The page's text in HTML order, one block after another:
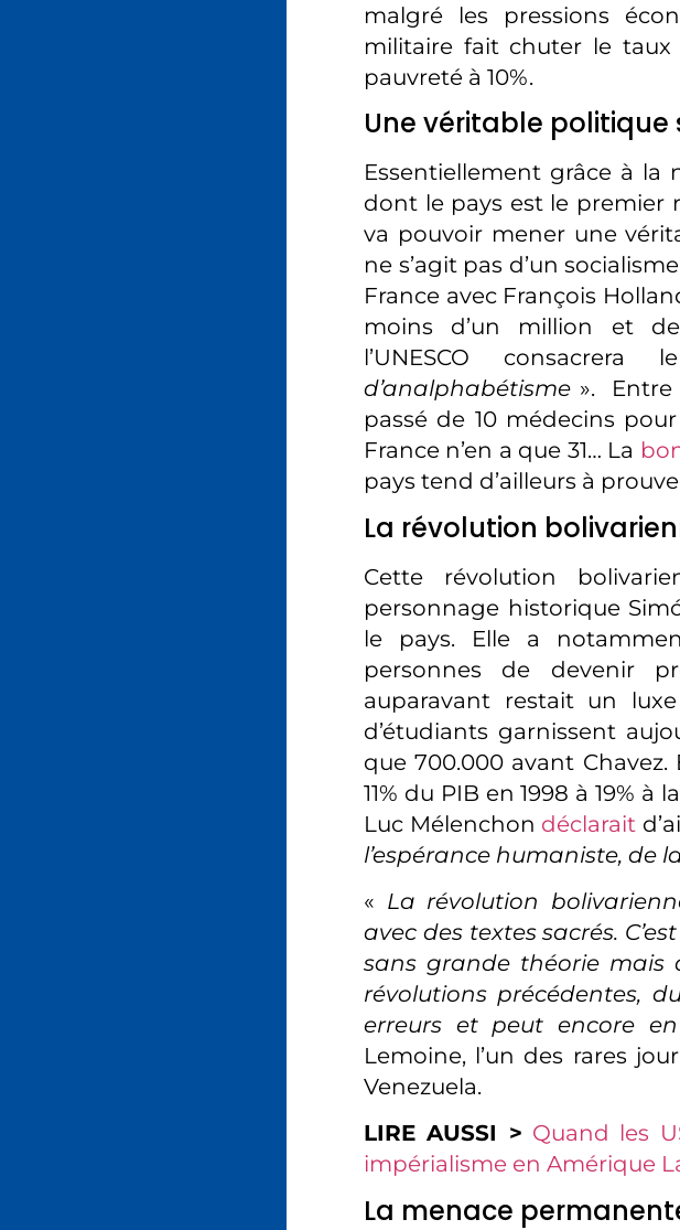
malgré les pressions
militaire fait chuter le taux
pauvreté à 10%.
Une véritable politique
Essentiellement grâce à la
dont le pays est le premier
va pouvoir mener une
ne s’agit pas d’un
France avec François
moins d’un million et
l’UNESCO
d’analphabétisme ». Entre
passé de 10 médecins
France n’en a que 31… La
pays tend d’ailleurs à
La révolution
Cette révolution
personnage historique
le pays. Elle a
personnes de devenir
auparavant restait un
d’étudiants garnissent
que 700.000 avant Chavez.
11% du PIB en 1998 à 19%
Luc Mélenchon déclarait
l’espérance humaniste, de
« La révolution
avec des textes sacrés.
sans grande théorie mais
révolutions précédentes,
erreurs et peut encore
Lemoine, l’un des rares
Venezuela.
LIRE AUSSI > Quand les
impérialisme en Amérique
La menace